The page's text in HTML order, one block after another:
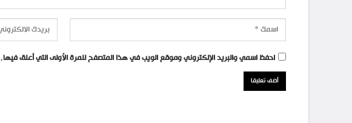
احفظ اسمي والبريد الإلكتروني وموقع الويب في هذا المتصفح للمرة الأولى التي أعلق فيها.